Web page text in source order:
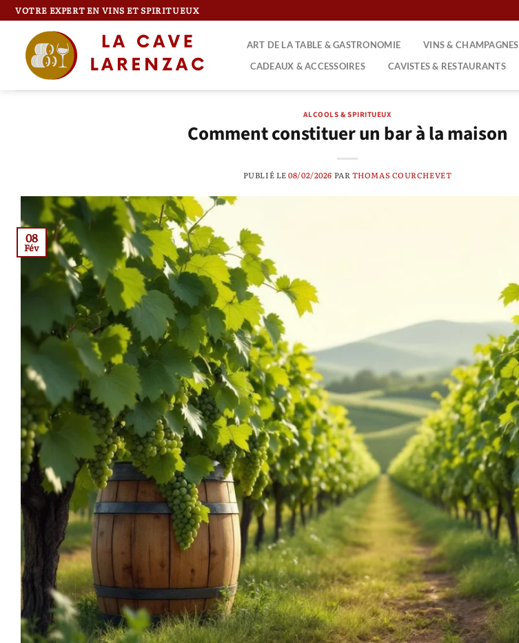
Passer
au
contenu
VOTRE EXPERT EN VINS ET SPIRITUEUX
ART DE LA TABLE & GASTRONOMIE VINS & CHAMPAGNES
CADEAUX & ACCESSOIRES
CAVISTES & RESTAURANTS
ALCOOLS & SPIRITUEUX
Comment constituer un bar à la maison
PUBLIÉ LE08/02/2026 PAR THOMAS COURCHEVET
08
Fév